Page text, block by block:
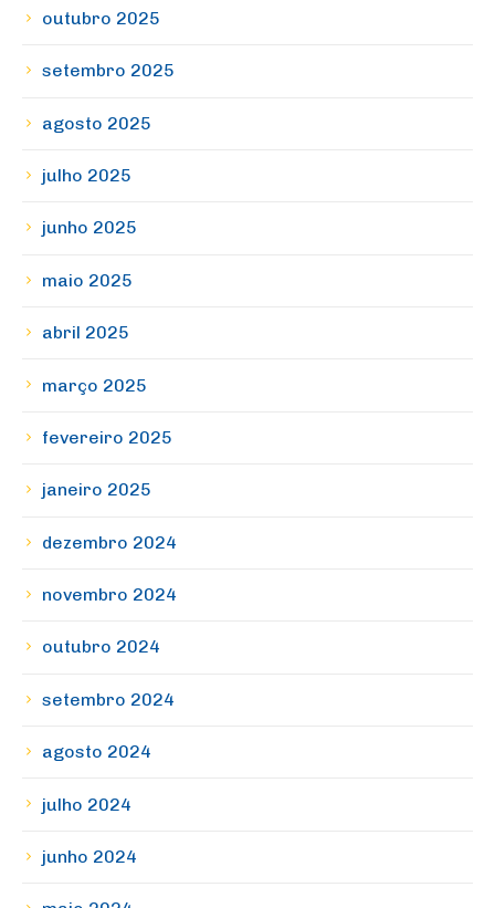
outubro 2025
setembro 2025
agosto 2025
julho 2025
junho 2025
maio 2025
abril 2025
março 2025
fevereiro 2025
janeiro 2025
dezembro 2024
novembro 2024
outubro 2024
setembro 2024
agosto 2024
julho 2024
junho 2024